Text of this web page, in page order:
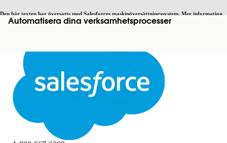
Den här texten har översatts med Salesforces maskinöversättningssystem. Mer information
. Byt till engelska Inte nu
StängStäng
Automatisera dina verksamhetsprocesser